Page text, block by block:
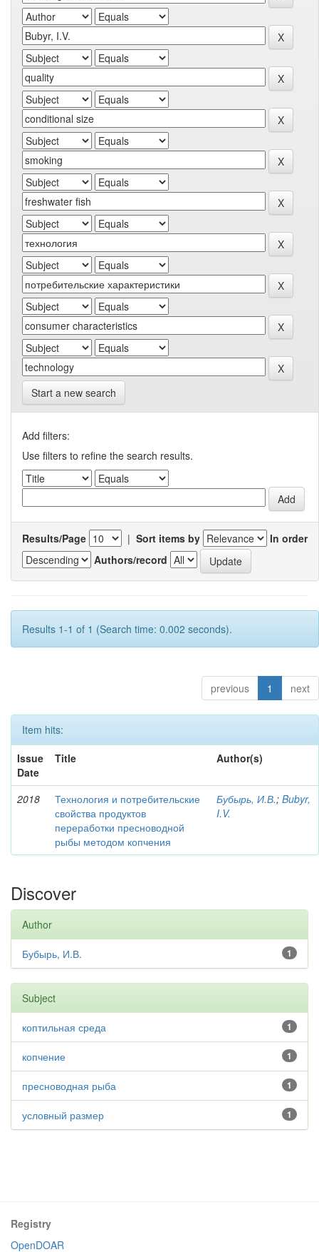
Start a new search
Add filters:
Use filters to refine the search results.
Results/Page | Sort items by
In order
Authors/record
Results 1-1 of 1 (Search time: 0.002 seconds).
previous 1 next
Item hits:
Issue
Date
Title Author(s)
2018
Технология и потребительские
свойства продуктов
переработки пресноводной
рыбы методом копчения
Бубырь, И.В.; Bubyr,
I.V.
Discover
Author
1
Бубырь, И.В.
Subject
1
коптильная среда
1
копчение
1
пресноводная рыба
1
условный размер
Registry
OpenDOAR